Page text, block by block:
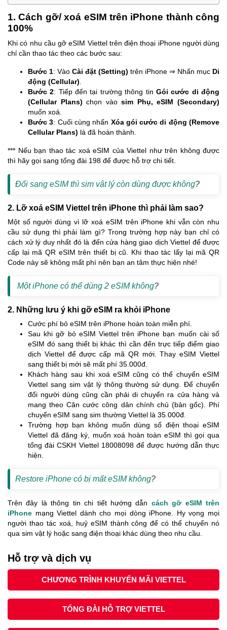
1. Cách gỡ/ xoá eSIM trên iPhone thành công
100%
Khi có nhu cầu gỡ eSIM Viettel trên điện thoại iPhone người dùng
chỉ cần thao tác theo các bước sau:
Bước 1: Vào Cài đặt (Setting) trên iPhone ⇒ Nhấn mục Di
động (Cellular)
Bước 2: Tiếp đến tại trường thông tin Gói cước di động
(Cellular Plans) chọn vàosim Phụ, eSIM (Secondary)
muốn xoá.
Bước 3: Cuối cùng nhấn Xóa gói cước di động (Remove
Cellular Plans) là đã hoàn thành.
*** Nếu bạn thao tác xoá eSIM của Viettel như trên không được
thì hãy gọi sang tổng đài 198 để được hỗ trợ chi tiết.
Đổi sang eSIM thì sim vật lý còn dùng được không?
2. Lỡ xoá eSIM Viettel trên iPhone thì phải làm sao?
Một số người dùng vì lỡ xoá eSIM trên iPhone khi vẫn còn nhu
cầu sử dụng thì phải làm gì? Trong trường hợp này bạn chỉ có
cách xử lý duy nhất đó là đến cửa hàng giao dịch Viettel để được
cấp lại mã QR eSIM trên thiết bị cũ. Khi thao tác lấy lại mã QR
Code này sẽ không mất phí nên bạn an tâm thực hiện nhé!
Một iPhone có thể dùng 2 eSIM không?
2. Những lưu ý khi gỡ eSIM ra khỏi iPhone
Cước phí bỏ eSIM trên iPhone hoàn toàn miễn phí.
Sau khi gỡ bỏ eSIM Viettel trên iPhone bạn muốn cài số
eSIM đó sang thiết bị khác thì cần đến trực tiếp điểm giao
dịch Viettel để được cấp mã QR mới. Thay eSIM Viettel
sang thiết bị mới sẽ mất phí 35.000đ.
Khách hàng sau khi xoá eSIM cũng có thể chuyển eSIM
Viettel sang sim vật lý thông thường sử dụng. Để chuyển
đổi người dùng cũng cần phải di chuyển ra cửa hàng và
mang theo Căn cước công dân chính chủ (bản gốc). Phí
chuyển eSIM sang sim thường Viettel là 35.000đ.
Trường hợp bạn không muốn dùng số điện thoại eSIM
Viettel đã đăng ký, muốn xoá hoàn toàn eSIM thì gọi qua
tổng đài CSKH Viettel 18008098 để được hướng dẫn thực
hiện.
Restore iPhone có bị mất eSIM không?
Trên đây là thông tin chi tiết hướng dẫn cách gỡ eSIM trên
iPhone mạng Viettel dành cho mọi dòng iPhone. Hy vọng mọi
người thao tác xoá, huỷ eSIM thành công để có thể chuyển nó
qua sim vật lý hoặc sang điện thoại khác dùng theo nhu cầu.
Hỗ trợ và dịch vụ
CHƯƠNG TRÌNH KHUYẾN MÃI VIETTEL
TỔNG ĐÀI HỖ TRỢ VIETTEL